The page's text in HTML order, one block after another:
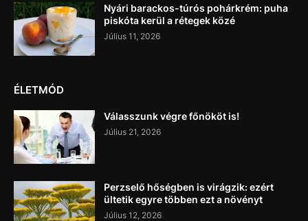
Nyári barackos-túrós pohárkrém: puha
piskóta kerül a rétegek közé
Július 11, 2026
ÉLETMÓD
Válasszunk végre főnököt is!
Július 21, 2026
Perzselő hőségben is virágzik: ezért
ültetik egyre többen ezt a növényt
Július 12, 2026